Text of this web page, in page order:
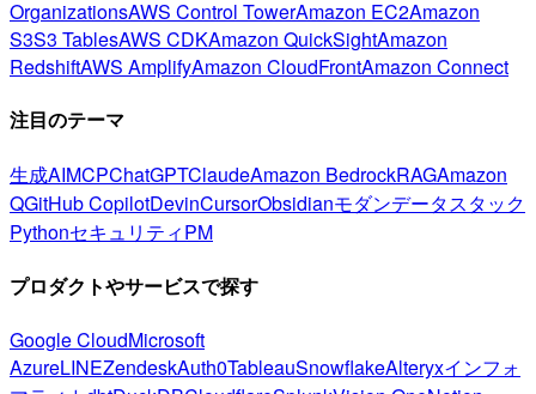
OrganizationsAWS Control TowerAmazon EC2Amazon
S3S3 TablesAWS CDKAmazon QuickSightAmazon
RedshiftAWS AmplifyAmazon CloudFrontAmazon Connect
注目のテーマ
生成AIMCPChatGPTClaudeAmazon BedrockRAGAmazon
QGitHub CopilotDevinCursorObsidianモダンデータスタック
PythonセキュリティPM
プロダクトやサービスで探す
Google CloudMicrosoft
AzureLINEZendeskAuth0TableauSnowflakeAlteryxインフォ